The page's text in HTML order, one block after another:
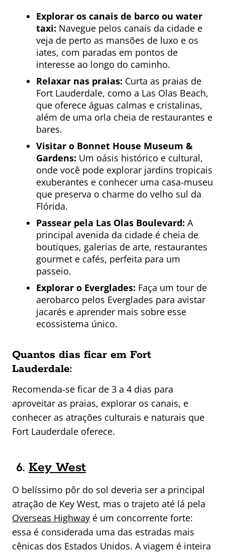
Explorar os canais de barco ou water
taxi: Navegue pelos canais da cidade e
veja de perto as mansões de luxo e os
iates, com paradas em pontos de
interesse ao longo do caminho.
Relaxar nas praias: Curta as praias de
Fort Lauderdale, como a Las Olas Beach,
que oferece águas calmas e cristalinas,
além de uma orla cheia de restaurantes e
bares.
Visitar o Bonnet House Museum &
Gardens: Um oásis histórico e cultural,
onde você pode explorar jardins tropicais
exuberantes e conhecer uma casa-museu
que preserva o charme do velho sul da
Flórida.
Passear pela Las Olas Boulevard: A
principal avenida da cidade é cheia de
boutiques, galerias de arte, restaurantes
gourmet e cafés, perfeita para um
passeio.
Explorar o Everglades: Faça um tour de
aerobarco pelos Everglades para avistar
jacarés e aprender mais sobre esse
ecossistema único.
Quantos dias ficar em Fort
Lauderdale:
Recomenda-se ficar de 3 a 4 dias para
aproveitar as praias, explorar os canais, e
conhecer as atrações culturais e naturais que
Fort Lauderdale oferece.
6. Key West
O belíssimo pôr do sol deveria ser a principal
atração de Key West, mas o trajeto até lá pela
Overseas Highway é um concorrente forte:
essa é considerada uma das estradas mais
cênicas dos Estados Unidos. A viagem é inteira